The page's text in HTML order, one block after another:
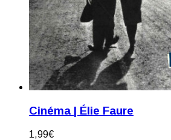
Cinéma | Élie Faure
1,99€